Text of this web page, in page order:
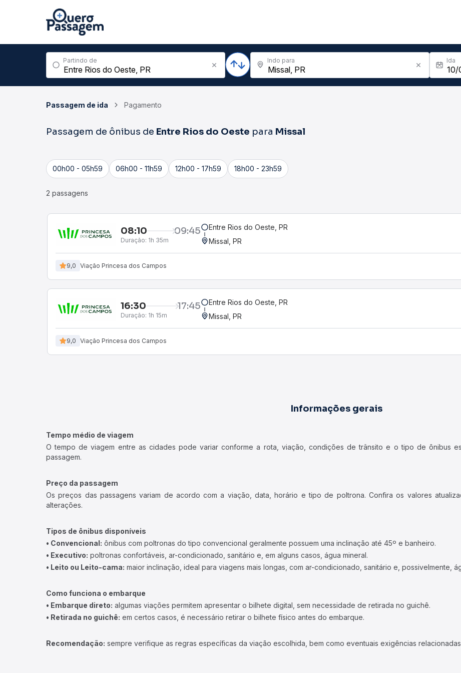
Partindo de Indo para Ida
Passagem de ida Pagamento
Passagem de ônibus de Entre Rios do Oeste para Missal
00h00 - 05h59 06h00 - 11h59 12h00 - 17h59 18h00 - 23h59
2 passagens
08:10 09:45
Duração: 1h 35m
Entre Rios do Oeste, PR
Missal, PR
9,0 Viação Princesa dos Campos
16:30 17:45
Duração: 1h 15m
Entre Rios do Oeste, PR
Missal, PR
9,0 Viação Princesa dos Campos
Informações gerais
Tempo médio de viagem
O tempo de viagem entre as cidades pode variar conforme a rota, viação, condições de trânsito e o tipo de ônibus
passagem.
Preço da passagem
Os preços das passagens variam de acordo com a viação, data, horário e tipo de poltrona. Confira os valores
alterações.
Tipos de ônibus disponíveis
• Convencional: ônibus com poltronas do tipo convencional geralmente possuem uma inclinação até 45º e banheiro.
• Executivo: poltronas confortáveis, ar-condicionado, sanitário e, em alguns casos, água mineral.
• Leito ou Leito-cama: maior inclinação, ideal para viagens mais longas, com ar-condicionado, sanitário e, possivelmente,
Como funciona o embarque
• Embarque direto: algumas viações permitem apresentar o bilhete digital, sem necessidade de retirada no guichê.
• Retirada no guichê: em certos casos, é necessário retirar o bilhete físico antes do embarque.
Recomendação: sempre verifique as regras específicas da viação escolhida, bem como eventuais exigências